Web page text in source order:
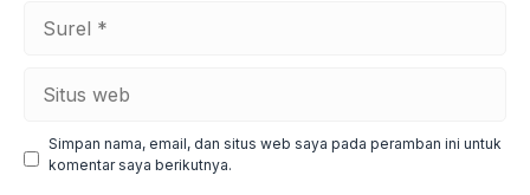
Simpan nama, email, dan situs web saya pada peramban ini untuk
komentar saya berikutnya.